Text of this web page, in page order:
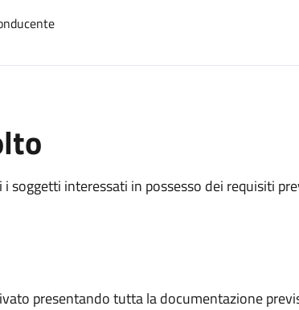
soggetti interessati in possesso dei requisiti
presentando tutta la documentazione